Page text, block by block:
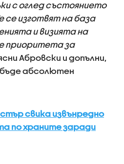
с оглед състоянието
се изготвят на база
и визията на
приоритета за
Абровски и допълни,
абсолютен
свика извънредно
по храните заради